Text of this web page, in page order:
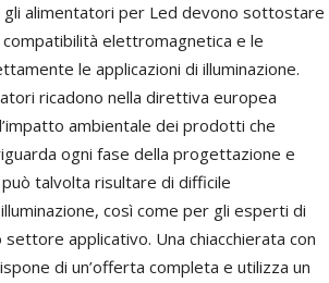
gli alimentatori per Led devono sottostare
elettromagnetica e le
le applicazioni di illuminazione.
ricadono nella direttiva europea
ambientale dei prodotti che
ogni fase della progettazione e
talvolta risultare di difficile
così come per gli esperti di
applicativo. Una chiacchierata con
di un’offerta completa e utilizza un